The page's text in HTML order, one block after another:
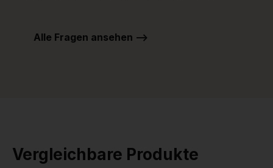
Alle Fragen ansehen -->
Vergleichbare Produkte